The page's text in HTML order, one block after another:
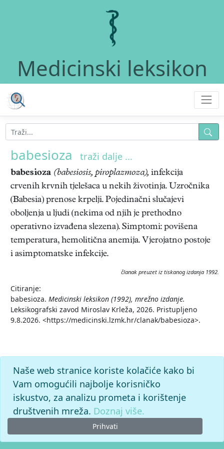
Medicinski leksikon
babesioza traži dalje ...
babesioza (babesiosis, piroplazmoza), infekcija
crvenih krvnih tjelešaca u nekih životinja. Uzročnika
(Babesia) prenose krpelji. Pojedinačni slučajevi
oboljenja u ljudi (nekima od njih je prethodno
operativno izvađena slezena). Simptomi: povišena
temperatura, hemolitična anemija. Vjerojatno postoje
i asimptomatske infekcije.
članak preuzet iz tiskanog izdanja 1992.
Citiranje:
babesioza. Medicinski leksikon (1992), mrežno izdanje.
Leksikografski zavod Miroslav Krleža, 2026. Pristupljeno
9.8.2026. <https://medicinski.lzmk.hr/clanak/babesioza>.
Naše web stranice koriste kolačiće kako bi
Vam omogućili najbolje korisničko
iskustvo, za analizu prometa i korištenje
društvenih mreža. Doznaj više.
Prihvati
© 2026. -Leksikografski zavodMiroslav Krleža